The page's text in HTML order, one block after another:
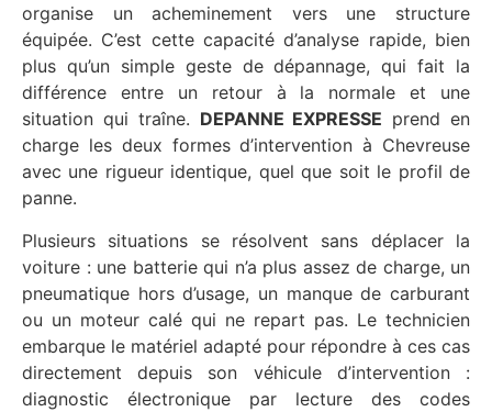
organise un acheminement vers une structure
équipée. C’est cette capacité d’analyse rapide, bien
plus qu’un simple geste de dépannage, qui fait la
différence entre un retour à la normale et une
situation qui traîne. DEPANNE EXPRESSE prend en
charge les deux formes d’intervention à Chevreuse
avec une rigueur identique, quel que soit le profil de
panne.
Plusieurs situations se résolvent sans déplacer la
voiture : une batterie qui n’a plus assez de charge, un
pneumatique hors d’usage, un manque de carburant
ou un moteur calé qui ne repart pas. Le technicien
embarque le matériel adapté pour répondre à ces cas
directement depuis son véhicule d’intervention :
diagnostic électronique par lecture des codes